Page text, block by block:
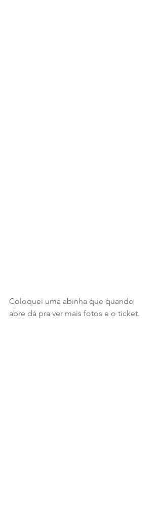
Coloquei uma abinha que quando
abre dá pra ver mais fotos e o ticket.